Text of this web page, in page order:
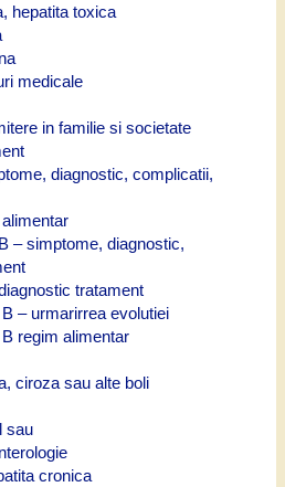
hepatita toxica
medicale
in familie si societate
diagnostic, complicatii,
– simptome, diagnostic,
tratament
– urmarirrea evolutiei
regim alimentar
ciroza sau alte boli
sau
cronica